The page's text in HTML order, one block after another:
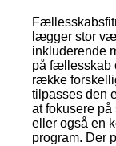
lægger stor
inkluderende
på fællesskab
række
tilpasses den
at fokusere
eller også en
program. Der